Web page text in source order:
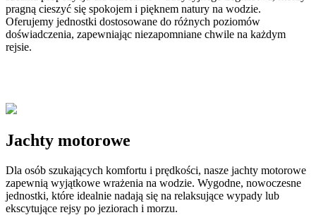
pragną cieszyć się spokojem i pięknem natury na wodzie.
Oferujemy jednostki dostosowane do różnych poziomów
doświadczenia, zapewniając niezapomniane chwile na każdym
rejsie.
Jachty motorowe
Dla osób szukających komfortu i prędkości, nasze jachty motorowe
zapewnią wyjątkowe wrażenia na wodzie. Wygodne, nowoczesne
jednostki, które idealnie nadają się na relaksujące wypady lub
ekscytujące rejsy po jeziorach i morzu.